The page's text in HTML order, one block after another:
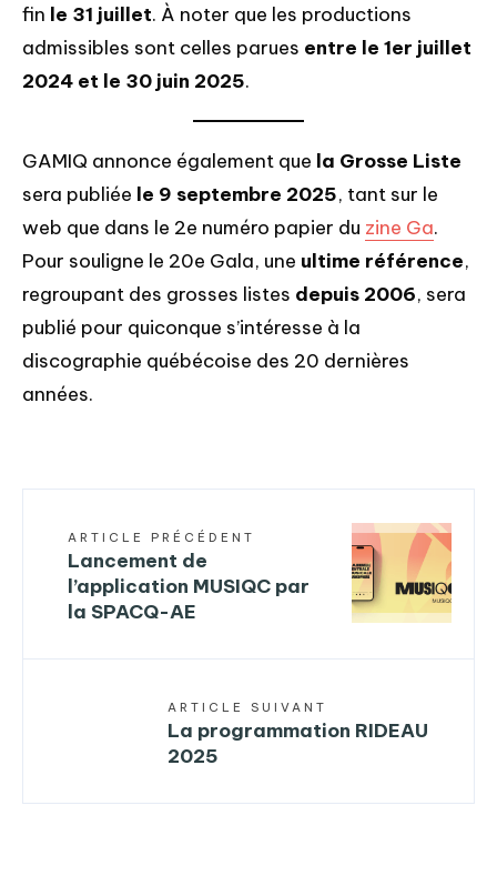
fin le 31 juillet. À noter que les productions
admissibles sont celles parues entre le 1er juillet
2024 et le 30 juin 2025.
GAMIQ annonce également que la Grosse Liste
sera publiée le 9 septembre 2025, tant sur le
web que dans le 2e numéro papier du zine Ga.
Pour souligne le 20e Gala, une ultime référence,
regroupant des grosses listes depuis 2006, sera
publié pour quiconque s’intéresse à la
discographie québécoise des 20 dernières
années.
ARTICLE PRÉCÉDENT
Lancement de
l’application MUSIQC par
la SPACQ-AE
ARTICLE SUIVANT
La programmation RIDEAU
2025